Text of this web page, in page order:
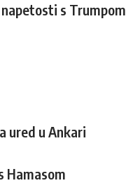
s Trumpom
ured u Ankari
Hamasom